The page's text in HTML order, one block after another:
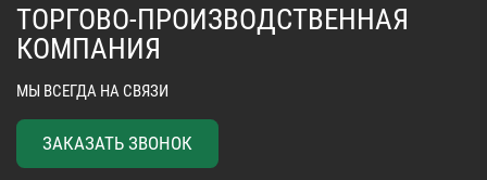
ТОРГОВО-ПРОИЗВОДСТВЕННАЯ
КОМПАНИЯ
МЫ ВСЕГДА НА СВЯЗИ
ЗАКАЗАТЬ ЗВОНОК